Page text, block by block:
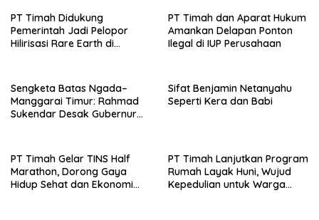
PT Timah Didukung
Pemerintah Jadi Pelopor
Hilirisasi Rare Earth di
PT Timah dan Aparat Hukum
Amankan Delapan Ponton
Ilegal di IUP Perusahaan
Sengketa Batas Ngada–
Manggarai Timur: Rahmad
Sukendar Desak Gubernur
Sifat Benjamin Netanyahu
Seperti Kera dan Babi
PT Timah Gelar TINS Half
Marathon, Dorong Gaya
Hidup Sehat dan Ekonomi
PT Timah Lanjutkan Program
Rumah Layak Huni, Wujud
Kepedulian untuk Warga